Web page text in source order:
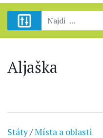
Aljaška
Státy/Místa a oblasti